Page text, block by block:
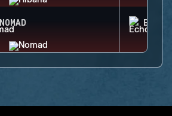
NOMAD ECHO